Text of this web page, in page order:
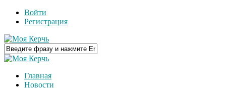
Войти
Регистрация
Главная
Новости